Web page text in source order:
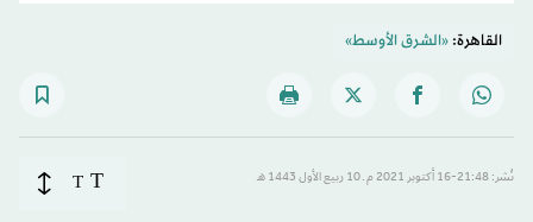
القاهرة:«الشرق الأوسط»
نُشر: 21:48-16 أكتوبر 2021 م ـ 10 ربيع الأول 1443 هـ T
T